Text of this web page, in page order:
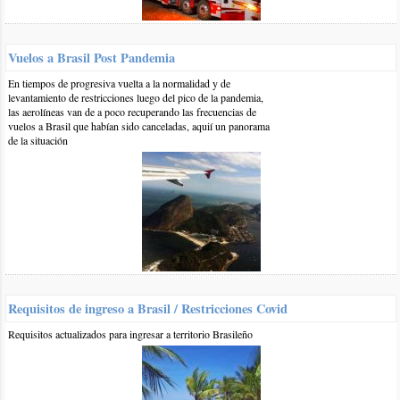
Santa Catarina Playas de Brasil
Otros comentarios en artículo:
Farol de Santa Marta, sur de Brasil poco conocido
0 13-dic-2019 por:
Me gustaria ir el 17 de febrero ahi desde Uruguay vos q me
reconmendas alquilar algo ahi p ya fijarme algo aca y
alquilarlo? Y la temperatura de agua como esta?
0 27-dic-2018 ::por:Guillermo
según el artículo hay que ir hasta Laguna y luego cruzar en
que se puede llegar por tierra desde el sur saliendo antes de la
BR101 y pasando por Jaguaruna y Camacho, evitando cruzar la
laguna, saben si esa opción es viable? el estado del camino?
Muchas gracias.
Vuelos a Brasil Post Pandemia
En tiempos de progresiva vuelta a la normalidad y de
levantamiento de restricciones luego del pico de la pandemia,
las aerolíneas van de a poco recuperando las frecuencias de
vuelos a Brasil que habían sido canceladas, aquií un panorama
de la situación
Requisitos de ingreso a Brasil / Restricciones Covid
Requisitos actualizados para ingresar a territorio Brasileño